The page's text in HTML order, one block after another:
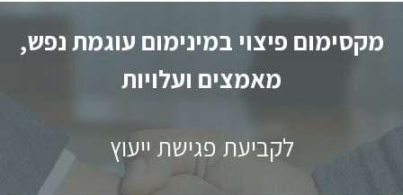
מקסימום פיצוי במינימום עוגמת נפש,
מאמצים ועלויות
לקביעת פגישת ייעוץ